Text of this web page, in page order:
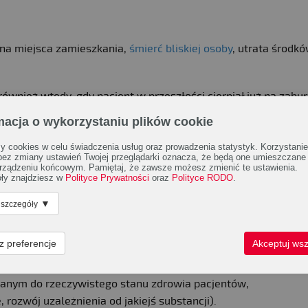
miejsca zamieszkania, śmierć bliskiej osoby, utrata
wtedy, gdy pacjent w przeszłości cierpiał już na
kiedykolwiek próbę samobójczą. Czynnikiem nasilającym
wzbudzić niepokój rodziny?
trudności nawet doświadczonemu specjaliście –
odmienny niż w przypadku zaburzeń nastroju u młodszych
jak obniżenie nastroju, zaburzenia snu czy zmniejszenie
do rzeczywistego stanu zdrowia pacjentów,
rozwój uzależnienia od jakiejś substancji).
o wykorzystaniu plików cookie
cookies w celu świadczenia usług oraz prowadzenia statystyk.
zmiany ustawień Twojej przeglądarki oznacza, że będą one umieszczane
końcowym. Pamiętaj, że zawsze możesz zmienić te ustawienia.
znajdziesz w Polityce Prywatności oraz Polityce RODO.
▼
preferencje Akceptuj